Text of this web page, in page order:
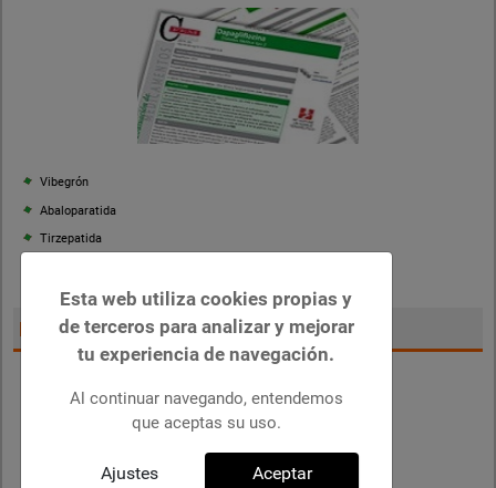
Vibegrón
Abaloparatida
Tirzepatida
DESTACADOS
Esta web utiliza cookies propias y
de terceros para analizar y mejorar
tu experiencia de navegación.
Al continuar navegando, entendemos
que aceptas su uso.
Ajustes Aceptar